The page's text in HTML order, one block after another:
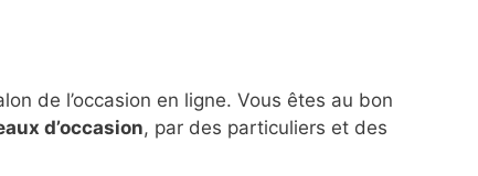
de l’occasion en ligne. Vous êtes au bon
d’occasion, par des particuliers et des